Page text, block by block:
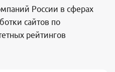
России в сферах
сайтов по
рейтингов